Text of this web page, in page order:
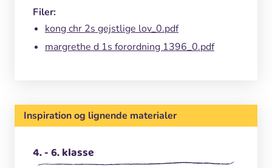
Filer:
kong chr 2s gejstlige lov_0.pdf
margrethe d 1s forordning 1396_0.pdf
Inspiration og lignende materialer
4. - 6. klasse